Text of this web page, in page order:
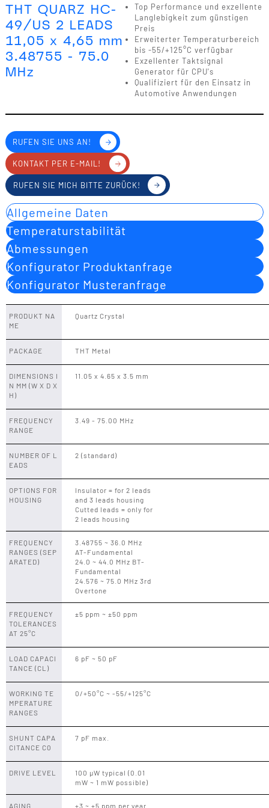
THT QUARZ HC-
49/US 2 LEADS
11,05 x 4,65 mm
3.48755 - 75.0
MHz
Top Performance und exzellente
Langlebigkeit zum günstigen
Preis
Erweiterter Temperaturbereich
bis -55/+125°C verfügbar
Exzellenter Taktsignal
Generator für CPU's
Qualifiziert für den Einsatz in
Automotive Anwendungen
RUFEN SIE UNS AN!
KONTAKT PER E-MAIL!
RUFEN SIE MICH BITTE ZURÜCK!
Allgemeine Daten
Temperaturstabilität
Abmessungen
Konfigurator Produktanfrage
Konfigurator Musteranfrage
PRODUKT NA
ME
Quartz Crystal
PACKAGE THT Metal
DIMENSIONS I
N MM (W X D X
H)
11.05 x 4.65 x 3.5 mm
FREQUENCY
RANGE
3.49 - 75.00 MHz
NUMBER OF L
EADS
2 (standard)
OPTIONS FOR
HOUSING
Insulator = for 2 leads
and 3 leads housing
Cutted leads = only for
2 leads housing
FREQUENCY
RANGES (SEP
ARATED)
3.48755 ~ 36.0 MHz
AT-Fundamental
24.0 ~ 44.0 MHz BT-
Fundamental
24.576 ~ 75.0 MHz 3rd
Overtone
FREQUENCY
TOLERANCES
AT 25°C
±5 ppm ~ ±50 ppm
LOAD CAPACI
TANCE (CL)
6 pF ~ 50 pF
WORKING TE
MPERATURE
RANGES
0/+50°C ~ -55/+125°C
SHUNT CAPA
CITANCE C0
7 pF max.
DRIVE LEVEL
100 µW typical (0.01
mW ~ 1 mW possible)
AGING ±3 ~ ±5 ppm per year